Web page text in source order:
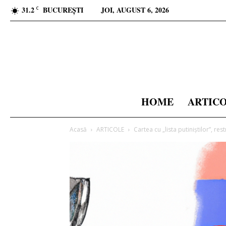
31.2 C BUCUREȘTI JOI, AUGUST 6, 2026
HOME
Acasă ARTICOLE Cartea cu „lista putiniștilor”,